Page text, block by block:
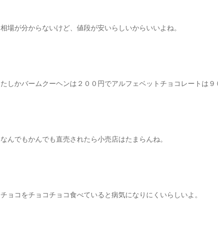
相場が分からないけど、値段が安いらしいからいいよね。
たしかバームクーヘンは２００円でアルフェベットチョコレートは９
なんでもかんでも直売されたら小売店はたまらんね。
チョコをチョコチョコ食べていると病気になりにくいらしいよ。